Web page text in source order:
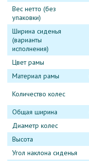
Вес нетто (без
упаковки)
Ширина сиденья
(варианты
исполнения)
Цвет рамы
Материал рамы
Количество колес
Общая ширина
Диаметр колес
Высота
Угол наклона сиденья